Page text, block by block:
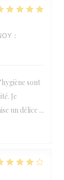
:
sont
Je
un délice ...